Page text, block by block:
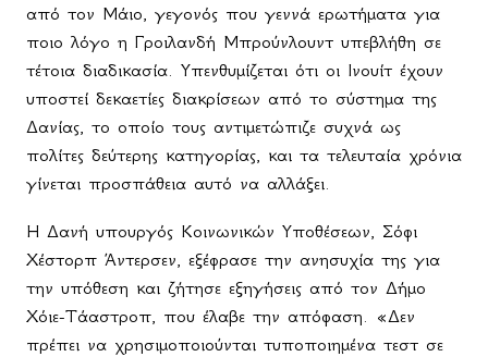
από τον Μάιο, γεγονός που γεννά ερωτήματα για
ποιο λόγο η Γροιλανδή Μπρούνλουντ υπεβλήθη σε
τέτοια διαδικασία. Υπενθυμίζεται ότι οι Ινουίτ έχουν
υποστεί δεκαετίες διακρίσεων από το σύστημα της
Δανίας, το οποίο τους αντιμετώπιζε συχνά ως
πολίτες δεύτερης κατηγορίας, και τα τελευταία χρόνια
γίνεται προσπάθεια αυτό να αλλάξει.
Η Δανή υπουργός Κοινωνικών Υποθέσεων, Σόφι
Χέστορπ Άντερσεν, εξέφρασε την ανησυχία της για
την υπόθεση και ζήτησε εξηγήσεις από τον Δήμο
Χόιε-Τάαστροπ, που έλαβε την απόφαση. «Δεν
πρέπει να χρησιμοποιούνται τυποποιημένα τεστ σε